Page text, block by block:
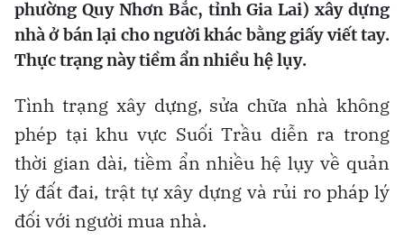
phường Quy Nhơn Bắc, tỉnh Gia Lai) xây dựng
nhà ở bán lại cho người khác bằng giấy viết tay.
Thực trạng này tiềm ẩn nhiều hệ lụy.
Tình trạng xây dựng, sửa chữa nhà không
phép tại khu vực Suối Trầu diễn ra trong
thời gian dài, tiềm ẩn nhiều hệ lụy về quản
lý đất đai, trật tự xây dựng và rủi ro pháp lý
đối với người mua nhà.